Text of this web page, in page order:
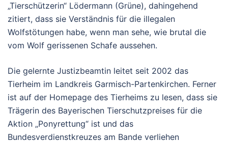
„Tierschützerin“ Lödermann (Grüne), dahingehend
zitiert, dass sie Verständnis für die illegalen
Wolfstötungen habe, wenn man sehe, wie brutal die
vom Wolf gerissenen Schafe aussehen.
Die gelernte Justizbeamtin leitet seit 2002 das
Tierheim im Landkreis Garmisch-Partenkirchen. Ferner
ist auf der Homepage des Tierheims zu lesen, dass sie
Trägerin des Bayerischen Tierschutzpreises für die
Aktion „Ponyrettung“ ist und das
Bundesverdienstkreuzes am Bande verliehen